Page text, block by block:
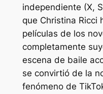
independiente (X,
que Christina Ricci
películas de los
completamente
escena de baile
se convirtió de la
fenómeno de